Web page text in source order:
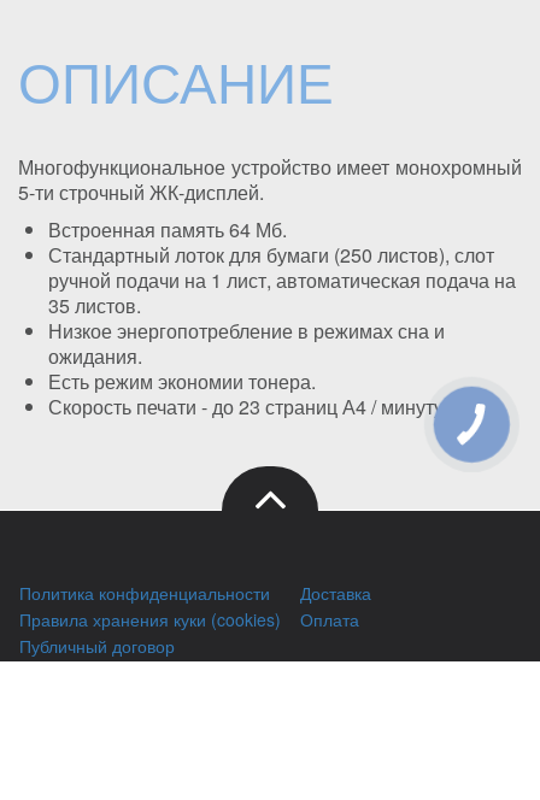
ОПИСАНИЕ
Многофункциональное устройство имеет монохромный
5-ти строчный ЖК-дисплей.
Встроенная память 64 Мб.
Стандартный лоток для бумаги (250 листов), слот
ручной подачи на 1 лист, автоматическая подача на
35 листов.
Низкое энергопотребление в режимах сна и
ожидания.
Есть режим экономии тонера.
Скорость печати - до 23 страниц А4 / минуту.
Политика конфиденциальности
Правила хранения куки (cookies)
Публичный договор
Доставка
Оплата